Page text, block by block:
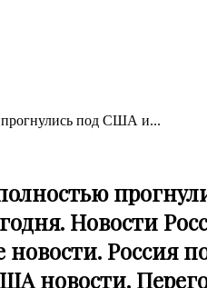
прогнулись под США и...
Новости
Россия
новости.